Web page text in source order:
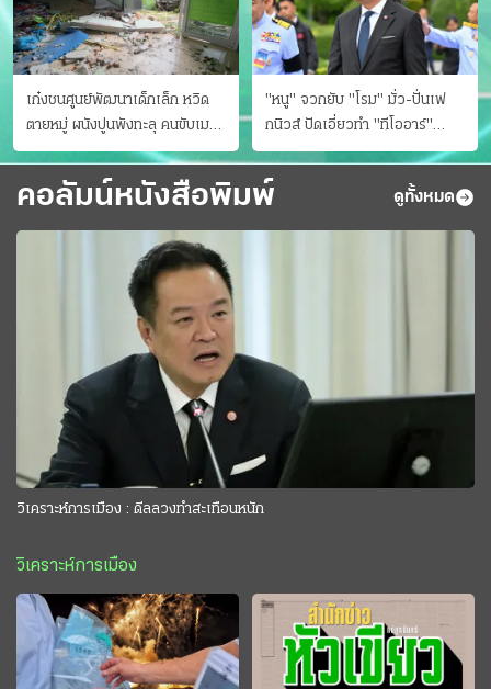
เก๋งชนศูนย์พัฒนาเด็กเล็ก หวิด
ตายหมู่ ผนังปูนพังทะลุ คนขับเมา
ยา
"หนู" จวกยับ "โรม" มั่ว-ปั่นเฟ
กนิวส์ ปัดเอี่ยวทํา "ทีโออาร์"
ต้นทางโกงสอบฉาว
คอลัมน์หนังสือพิมพ์ ดูทั้งหมด
วิเคราะห์การเมือง : ดีลลวงทำสะเทือนหนัก
วิเคราะห์การเมือง